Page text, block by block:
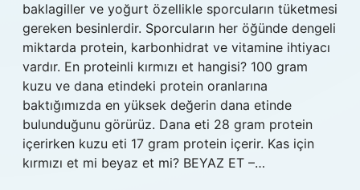
baklagiller ve yoğurt özellikle sporcuların tüketmesi
gereken besinlerdir. Sporcuların her öğünde dengeli
miktarda protein, karbonhidrat ve vitamine ihtiyacı
vardır. En proteinli kırmızı et hangisi? 100 gram
kuzu ve dana etindeki protein oranlarına
baktığımızda en yüksek değerin dana etinde
bulunduğunu görürüz. Dana eti 28 gram protein
içerirken kuzu eti 17 gram protein içerir. Kas için
kırmızı et mi beyaz et mi? BEYAZ ET –…